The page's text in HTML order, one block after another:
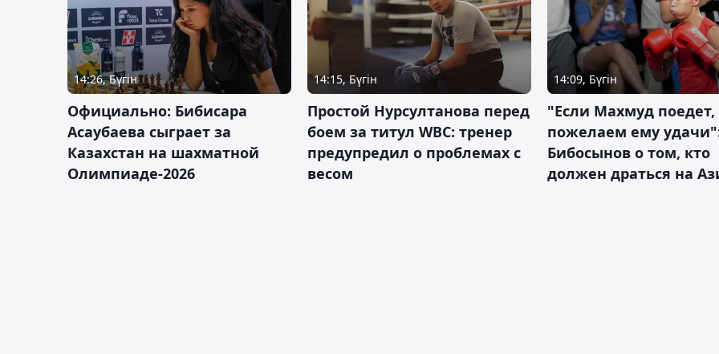
14:26, Бүгін
Официально: Бибисара
Асаубаева сыграет за
Казахстан на шахматной
Олимпиаде-2026
14:15, Бүгін
Простой Нурсултанова перед
боем за титул WBC: тренер
предупредил о проблемах с
весом
14:09, Бүгін
"Если Махмуд
пожелаем ему
Бибосынов о том, кто
должен драться на